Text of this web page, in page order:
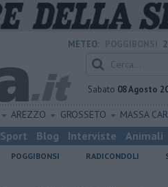
METEO:
Sabato 08 Agosto
AREZZO GROSSETO MASSA
Sport Blog Interviste Animali
POGGIBONSI RADICONDOLI